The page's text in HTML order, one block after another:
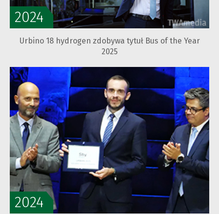
2024
Urbino 18 hydrogen zdobywa tytuł Bus of the Year
2025
2024